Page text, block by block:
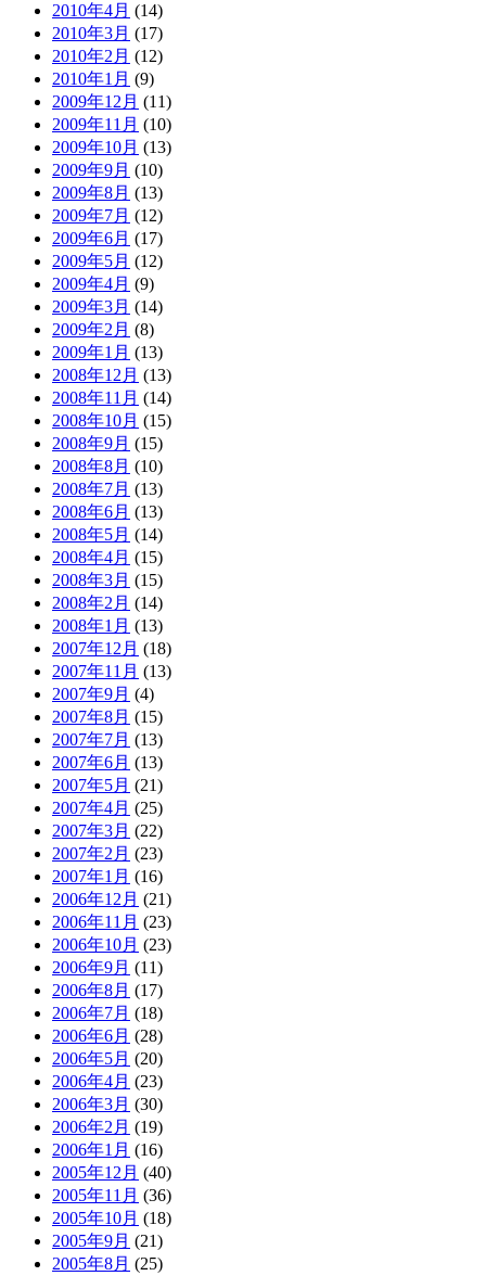
2010年4月 (14)
2010年3月 (17)
2010年2月 (12)
2010年1月 (9)
2009年12月 (11)
2009年11月 (10)
2009年10月 (13)
2009年9月 (10)
2009年8月 (13)
2009年7月 (12)
2009年6月 (17)
2009年5月 (12)
2009年4月 (9)
2009年3月 (14)
2009年2月 (8)
2009年1月 (13)
2008年12月 (13)
2008年11月 (14)
2008年10月 (15)
2008年9月 (15)
2008年8月 (10)
2008年7月 (13)
2008年6月 (13)
2008年5月 (14)
2008年4月 (15)
2008年3月 (15)
2008年2月 (14)
2008年1月 (13)
2007年12月 (18)
2007年11月 (13)
2007年9月 (4)
2007年8月 (15)
2007年7月 (13)
2007年6月 (13)
2007年5月 (21)
2007年4月 (25)
2007年3月 (22)
2007年2月 (23)
2007年1月 (16)
2006年12月 (21)
2006年11月 (23)
2006年10月 (23)
2006年9月 (11)
2006年8月 (17)
2006年7月 (18)
2006年6月 (28)
2006年5月 (20)
2006年4月 (23)
2006年3月 (30)
2006年2月 (19)
2006年1月 (16)
2005年12月 (40)
2005年11月 (36)
2005年10月 (18)
2005年9月 (21)
2005年8月 (25)